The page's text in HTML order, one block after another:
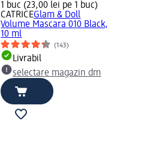
1 buc (23,00 lei pe 1 buc)
CATRICEGlam & Doll
Volume Mascara 010 Black,
10 ml
(143)
Livrabil
selectare magazin dm